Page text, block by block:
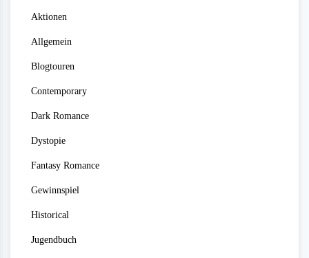
Aktionen
Allgemein
Blogtouren
Contemporary
Dark Romance
Dystopie
Fantasy Romance
Gewinnspiel
Historical
Jugendbuch